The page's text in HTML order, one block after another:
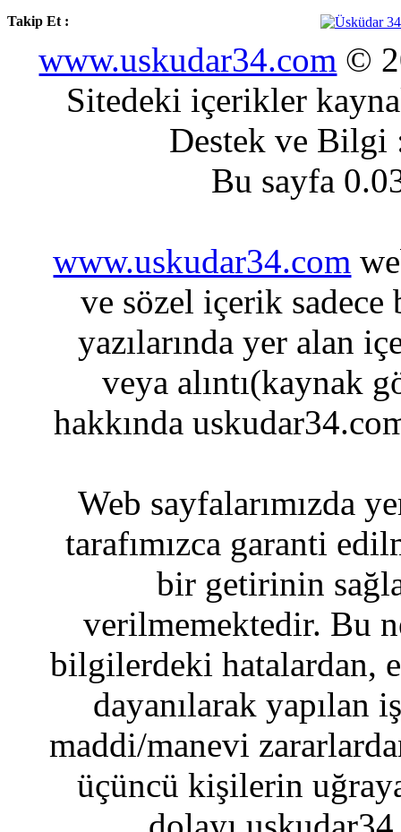
Takip Et :
www.uskudar34.com ©
Sitedeki içerikler
Destek ve
Bu sayfa
www.uskudar34.com
ve sözel içerik sadece
yazılarında yer alan
veya alıntı(kaynak
hakkında
Web sayfalarımızda
tarafımızca garanti
bir getirinin
verilmemektedir. Bu
bilgilerdeki hatalardan,
dayanılarak yapılan
maddi/manevi
üçüncü kişilerin